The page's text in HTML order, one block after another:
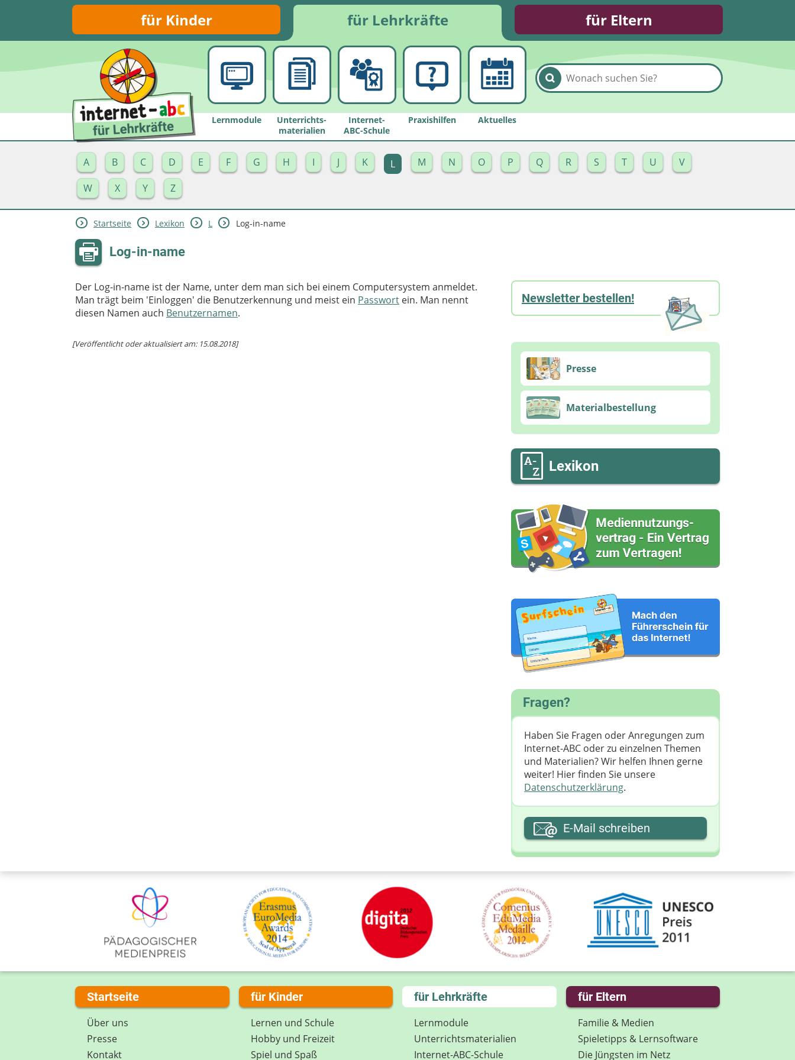
für Kinder für Lehrkräfte für Eltern
Lernmodule
Unterrichts­
materialien
Internet-
ABC-Schule
Praxishilfen Aktuelles
A B C D E F G H I J K L M N O P Q R S T U
V
W
X Y Z
Startseite Lexikon L Log-in-name
Log-in-name
Der Log-in-name ist der Name, unter dem man sich bei einem Computersystem anmeldet.
Man trägt beim 'Einloggen' die Benutzerkennung und meist ein Passwort ein. Man nennt
diesen Namen auch Benutzernamen.
[Veröffentlicht oder aktualisiert am: 15.08.2018]
Newsletter bestellen!
Presse
Materialbestellung
Lexikon
Fragen?
Haben Sie Fragen oder Anregungen zum
Internet-ABC oder zu einzelnen Themen
und Materialien? Wir helfen Ihnen gerne
weiter! ​Hier finden Sie unsere
Datenschutzerklärung.
Ihre E-Mail-Adresse
Ihre Nachricht
E-Mail schreiben
Startseite
Über uns
Presse
Kontakt
für Kinder
Lernen und Schule
Hobby und Freizeit
Spiel und Spaß
für Lehrkräfte
Lernmodule
Unterrichts­materialien
Internet-ABC-Schule
für Eltern
Familie & Medien
Spieletipps & Lernsoftware
Die Jüngsten im Netz